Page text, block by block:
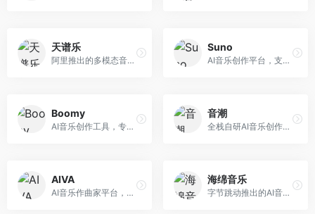
天谱乐
阿里推出的多模态音乐生成平台，整合音频与文本理解能力。面向内容创作者，支持歌词生成、旋律创作、音乐编辑等服务，与阿里生态深度整合。
Suno
AI音乐创作平台，支持通过文字描述生成完整歌曲，包含歌词、旋律和人声。面向音乐爱好者、内容创作者和独立音乐人，操作门槛低，创作速度快，支持多种音乐风格，为音乐创作带来全新可能。
Boomy
AI音乐创作工具，专注于快速音乐生成与发布。面向音乐爱好者和业余创作者，支持一键生成原创音乐，可直接发布到音乐平台，创作门槛低。
音潮
全栈自研AI音乐创作平台，支持从创作到发布的完整流程。面向独立音乐人和音乐工作室，提供作词作曲、编曲混音、音乐发布等服务，创作工具专业。
AIVA
AI音乐作曲家平台，专注于古典和影视配乐创作。面向影视制作人和游戏开发者，提供原创音乐生成、配乐定制等服务，音乐风格专业，适合影视游戏配乐。
海绵音乐
字节跳动推出的AI音乐创作平台，支持多风格音乐生成。面向内容创作者和音乐爱好者，提供歌词创作、旋律生成、编曲制作等服务，创作效率高，适合短视频配乐。